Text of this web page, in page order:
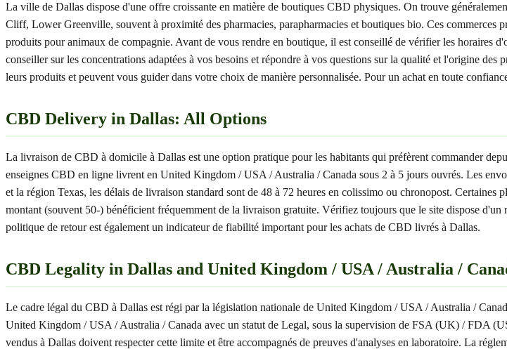
La ville de Dallas dispose d'une offre croissante en matière de boutiques CBD physiques. On trouve
Cliff, Lower Greenville, souvent à proximité des pharmacies, parapharmacies et boutiques bio. Ces commerces
produits pour animaux de compagnie. Avant de vous rendre en boutique, il est conseillé de vérifier les horaires
conseiller sur les concentrations adaptées à vos besoins et répondre à vos questions sur la qualité et l'origine
leurs produits et peuvent vous guider dans votre choix de manière personnalisée. Pour un achat en toute
CBD Delivery in Dallas: All Options
La livraison de CBD à domicile à Dallas est une option pratique pour les habitants qui préfèrent commander
enseignes CBD en ligne livrent en United Kingdom / USA / Australia / Canada sous 2 à 5 jours ouvrés. Les
et la région Texas, les délais de livraison standard sont de 48 à 72 heures en colissimo ou chronopost.
montant (souvent 50-) bénéficient fréquemment de la livraison gratuite. Vérifiez toujours que le site dispose
politique de retour est également un indicateur de fiabilité important pour les achats de CBD livrés à Dallas.
CBD Legality in Dallas and United Kingdom / USA / Australia /
Le cadre légal du CBD à Dallas est régi par la législation nationale de United Kingdom / USA / Australia /
United Kingdom / USA / Australia / Canada avec un statut de Legal, sous la supervision de FSA (UK) / FDA
vendus à Dallas doivent respecter cette limite et être accompagnés de preuves d'analyses en laboratoire. La